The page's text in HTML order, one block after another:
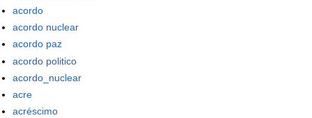
acordo
acordo nuclear
acordo paz
acordo politico
acordo_nuclear
acre
acréscimo